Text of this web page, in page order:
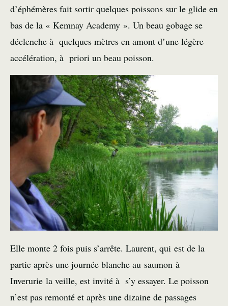
d’éphémères fait sortir quelques poissons sur le glide en
bas de la « Kemnay Academy ». Un beau gobage se
déclenche à quelques mètres en amont d’une légère
accélération, à priori un beau poisson.
Elle monte 2 fois puis s’arrête. Laurent, qui est de la
partie après une journée blanche au saumon à
Inverurie la veille, est invité à s’y essayer. Le poisson
n’est pas remonté et après une dizaine de passages